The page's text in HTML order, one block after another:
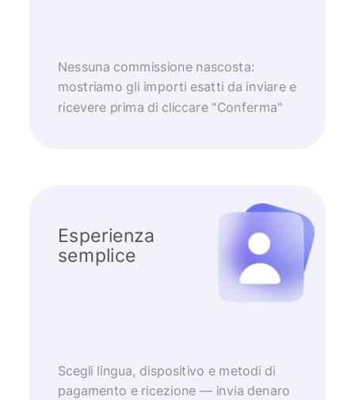
Nessuna commissione nascosta:
mostriamo gli importi esatti da inviare e
ricevere prima di cliccare "Conferma"
Esperienza
semplice
Scegli lingua, dispositivo e metodi di
pagamento e ricezione — invia denaro